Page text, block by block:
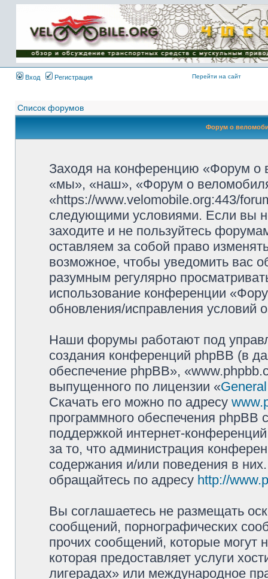
Имя пользователя:
Пароль:
{ LOG_ME_IN_SHORT
}
Вход
Регистрация Перейти на сайт
Список форумов
Форум о
Заходя на конференцию «Форум о
«мы», «наш», «Форум о
«https://www.velomobile.org:443/
следующими условиями. Если вы
заходите и не пользуйтесь
оставляем за собой право
возможное, чтобы уведомить вас
разумным регулярно
использование конференции
обновления/исправления условий
Наши форумы работают под
создания конференций phpBB (в
обеспечение phpBB»,
выпущенного по лицензии «
Скачать его можно по адресу
программного обеспечения phpBB
поддержкой интернет-
за то, что администрация
содержания и/или поведения в
обращайтесь по адресу http://
Вы соглашаетесь не размещать
сообщений, порнографических
прочих сообщений, которые могут
которая предоставляет услуги
лигерадах» или международное